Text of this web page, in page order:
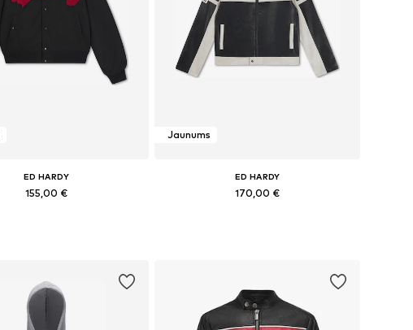
ED HARDY
155,00 €
Jaunums
ED HARDY
170,00 €